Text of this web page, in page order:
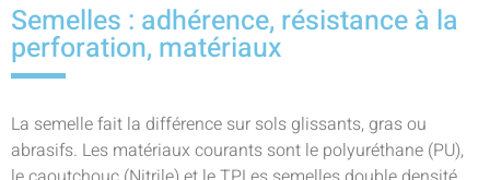
Semelles : adhérence, résistance à la
perforation, matériaux
La semelle fait la différence sur sols glissants, gras ou
abrasifs. Les matériaux courants sont le polyuréthane (PU),